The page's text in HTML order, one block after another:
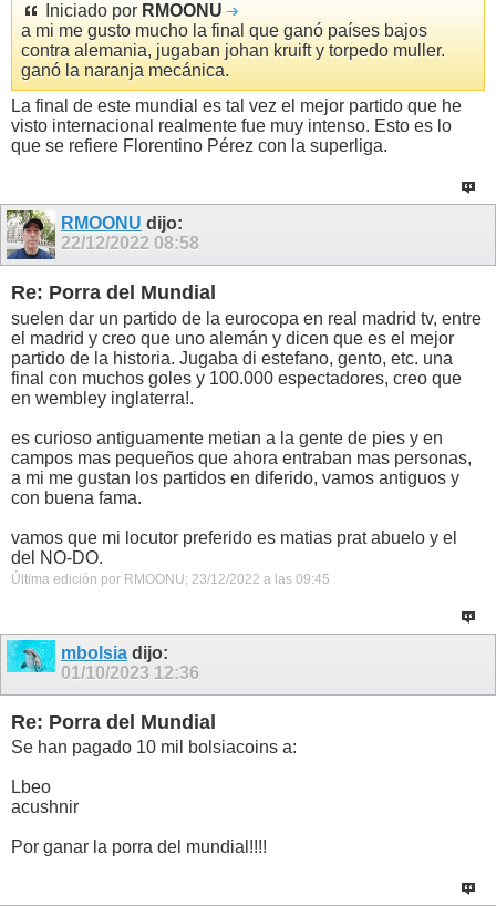
Iniciado por RMOONU
a mi me gusto mucho la final que ganó países bajos
contra alemania, jugaban johan kruift y torpedo muller.
ganó la naranja mecánica.
La final de este mundial es tal vez el mejor partido que he
visto internacional realmente fue muy intenso. Esto es lo
que se refiere Florentino Pérez con la superliga.
RMOONU dijo:
22/12/2022 08:58
Re: Porra del Mundial
suelen dar un partido de la eurocopa en real madrid tv, entre
el madrid y creo que uno alemán y dicen que es el mejor
partido de la historia. Jugaba di estefano, gento, etc. una
final con muchos goles y 100.000 espectadores, creo que
en wembley inglaterra!.
es curioso antiguamente metian a la gente de pies y en
campos mas pequeños que ahora entraban mas personas,
a mi me gustan los partidos en diferido, vamos antiguos y
con buena fama.
vamos que mi locutor preferido es matias prat abuelo y el
del NO-DO.
Última edición por RMOONU; 23/12/2022 a las 09:45
mbolsia dijo:
01/10/2023 12:36
Re: Porra del Mundial
Se han pagado 10 mil bolsiacoins a:
Lbeo
acushnir
Por ganar la porra del mundial!!!!